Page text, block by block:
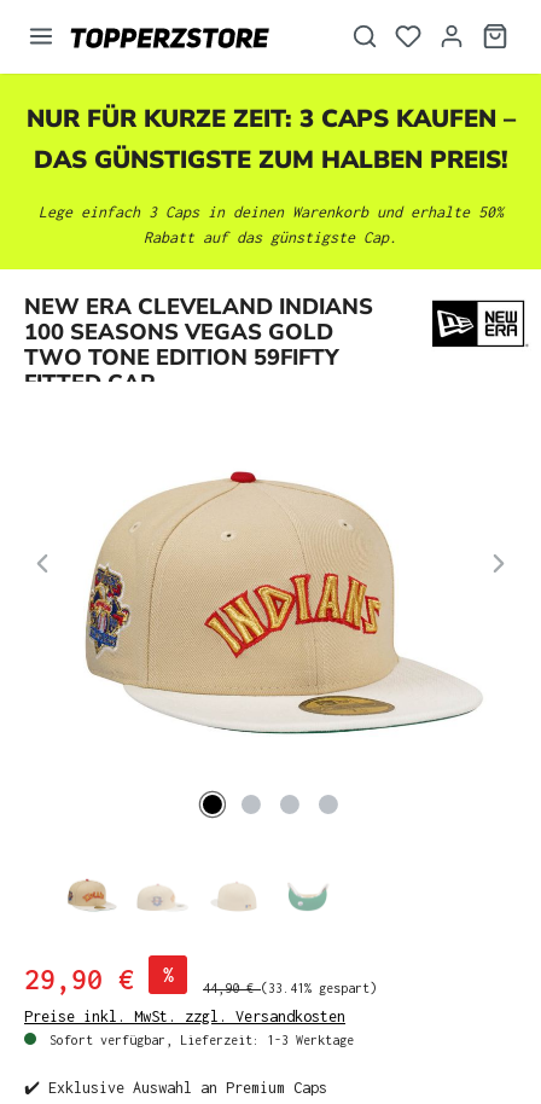
springen
NUR FÜR KURZE ZEIT: 3 CAPS KAUFEN –
DAS GÜNSTIGSTE ZUM HALBEN PREIS!
Lege einfach 3 Caps in deinen Warenkorb und erhalte 50%
Rabatt auf das günstigste Cap.
NEW ERA CLEVELAND INDIANS
100 SEASONS VEGAS GOLD
TWO TONE EDITION 59FIFTY
FITTED CAP
Bildergalerie überspringen
29,90 € %
44,90 €(33.41% gespart)
Preise inkl. MwSt. zzgl. Versandkosten
Sofort verfügbar, Lieferzeit: 1-3 Werktage
✔️ Exklusive Auswahl an Premium Caps